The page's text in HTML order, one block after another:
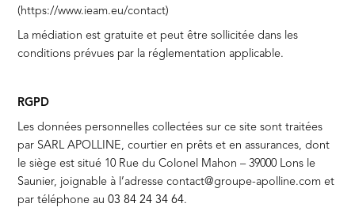
(https://www.ieam.eu/contact)
La médiation est gratuite et peut être sollicitée dans les
conditions prévues par la réglementation applicable.
RGPD
Les données personnelles collectées sur ce site sont traitées
par SARL APOLLINE, courtier en prêts et en assurances, dont
le siège est situé 10 Rue du Colonel Mahon – 39000 Lons le
Saunier, joignable à l’adresse contact@groupe-apolline.com et
par téléphone au03 84 24 34 64.